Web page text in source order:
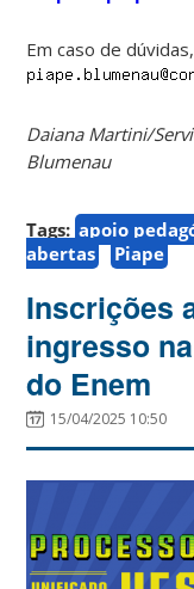
Em caso de
Daiana Martini/
Blumenau
Tags: apoio
abertas
Piape
Inscrições
ingresso
do Enem
15/04/2025 10:50